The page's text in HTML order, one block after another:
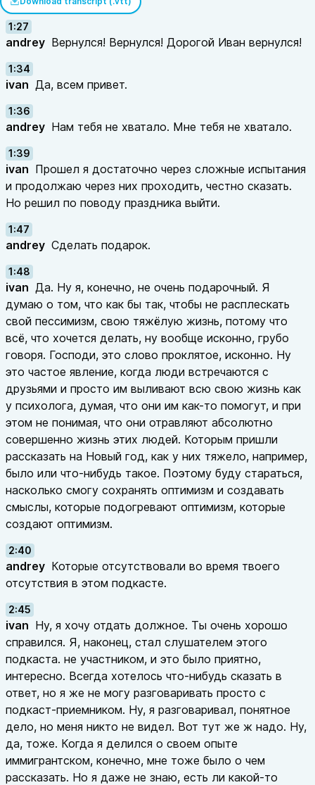
Наша доска в
Почта
Телеграм
Мастодон
Наш
Code of Conduct
Музыка:
музыка, текст — Евгений, Иван(«Табу на танцы»);
вокал — Рушана
1:27
andrey Вернулся! Вернулся! Дорогой Иван вернулся!
1:34
ivan Да, всем привет.
1:36
andrey Нам тебя не хватало. Мне тебя не хватало.
1:39
ivan Прошел я достаточно через сложные испытания
и продолжаю через них проходить, честно сказать.
Но решил по поводу праздника выйти.
1:47
andrey Сделать подарок.
1:48
ivan Да. Ну я, конечно, не очень подарочный. Я
думаю о том, что как бы так, чтобы не расплескать
свой пессимизм, свою тяжёлую жизнь, потому что
всё, что хочется делать, ну вообще исконно, грубо
говоря. Господи, это слово проклятое, исконно. Ну
это частое явление, когда люди встречаются с
друзьями и просто им выливают всю свою жизнь как
у психолога, думая, что они им как-то помогут, и при
этом не понимая, что они отравляют абсолютно
совершенно жизнь этих людей. Которым пришли
рассказать на Новый год, как у них тяжело, например,
было или что-нибудь такое. Поэтому буду стараться,
насколько смогу сохранять оптимизм и создавать
смыслы, которые подогревают оптимизм, которые
создают оптимизм.
2:40
andrey Которые отсутствовали во время твоего
отсутствия в этом подкасте.
2:45
ivan Ну, я хочу отдать должное. Ты очень хорошо
справился. Я, наконец, стал слушателем этого
подкаста. не участником, и это было приятно,
интересно. Всегда хотелось что-нибудь сказать в
ответ, но я же не могу разговаривать просто с
подкаст-приемником. Ну, я разговаривал, понятное
дело, но меня никто не видел. Вот тут же ж надо. Ну,
да, тоже. Когда я делился о своем опыте
иммигрантском, конечно, мне тоже было о чем
рассказать. Но я даже не знаю, есть ли какой-то